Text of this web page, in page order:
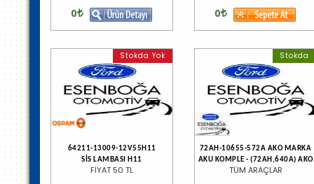
0 0
Stokda Yok
64211-13009-12V55H11
SİS LAMBASI H11
FİYAT 50 TL
Stokda
72AH-10655-572A AKO MARKA
AKU KOMPLE - (72AH,640A) AKO
TÜM ARAÇLAR